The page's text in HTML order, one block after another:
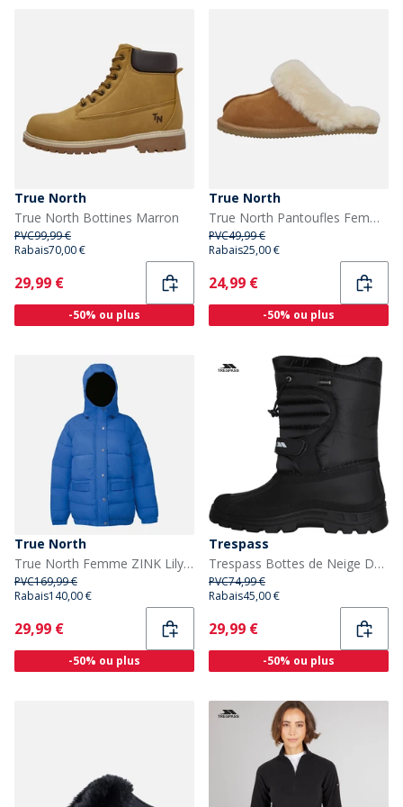
True North
True North Bottines Marron
PVC99,99 €
Rabais70,00 €
Current
29,99 €
-50% ou plus
True North
True North Pantoufles Femme en Peau de Mouton Marron
PVC49,99 €
Rabais25,00 €
Current
24,99 €
-50% ou plus
True North
True North Femme ZINK Lily Doudoune Bleu
PVC169,99 €
Rabais140,00 €
Current
29,99 €
-50% ou plus
Trespass
Trespass Bottes de Neige Dodo Femme Noir
PVC74,99 €
Rabais45,00 €
Current
29,99 €
-50% ou plus